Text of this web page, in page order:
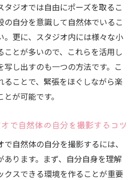
タジオでは自由にポーズを取るこ
の自分を意識して自然体でいるこ
。更に、スタジオ内には様々な小
ことが多いので、これらを活用し
写し出すのも一つの方法です。こ
ることで、緊張をほぐしながら楽
が可能です。
で自然体の自分を撮影するコツ
自然体の自分を撮影するには、
あります。まず、自分自身を理解
クスできる環境を作ることが重要